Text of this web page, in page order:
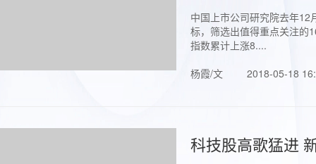
中国上市公司研究院去年
标，筛选出值得重点关注的
指数累计上涨8....
杨霞/文
2018-05-18
科技股高歌猛进